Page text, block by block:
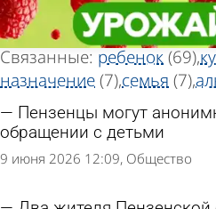
Тег новостей
Всего найдено 128
Связанные: ребенок(69)
назначение(7)семья (7)
Пензенцы могут
обращении с детьми
9 июня 2026 12:09 Общество
Тег новостей